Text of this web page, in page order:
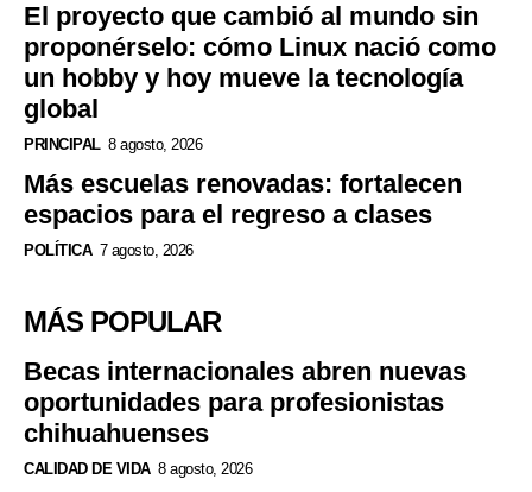
El proyecto que cambió al mundo sin
proponérselo: cómo Linux nació como
un hobby y hoy mueve la tecnología
global
PRINCIPAL 8 agosto, 2026
Más escuelas renovadas: fortalecen
espacios para el regreso a clases
POLÍTICA 7 agosto, 2026
MÁS POPULAR
Becas internacionales abren nuevas
oportunidades para profesionistas
chihuahuenses
CALIDAD DE VIDA 8 agosto, 2026